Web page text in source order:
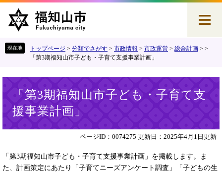
す
し
トップページ > 分類でさがす > 市政情報 > 市政運営 > 総合計画 > >
「第3期福知山市子ども・子育て支援事業計画」
「第3期福知山市子ども・子育て支
援事業計画」
ページID：0074275 更新日：2025年4月1日更新
「第3期福知山市子ども・子育て支援事業計画」を掲載します。ま
た、計画策定にあたり「子育てニーズアンケート調査」「子どもの生